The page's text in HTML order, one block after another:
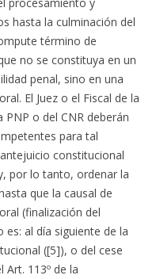
hasta la culminación del
término de
no se constituya en un
penal, sino en una
El Juez o el Fiscal de la
o del CNR deberán
para tal
constitucional
por lo tanto, ordenar la
que la causal de
(finalización del
al día siguiente de la
([5]), o del cese
Art. 113º de la